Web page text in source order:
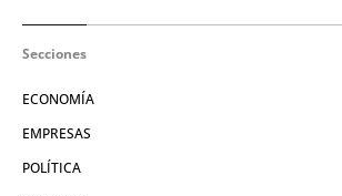
Secciones
ECONOMÍA
EMPRESAS
POLÍTICA